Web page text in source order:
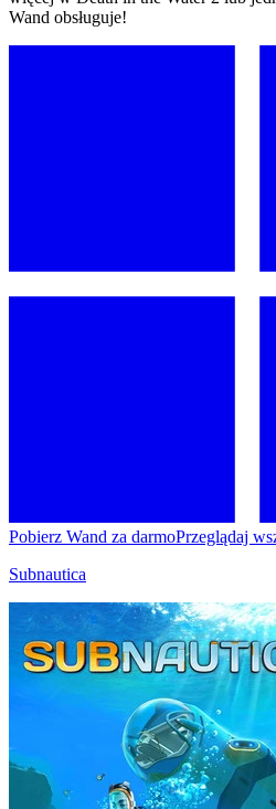
Wand obsługuje!
Pobierz Wand za darmoPrzeglądaj
Subnautica